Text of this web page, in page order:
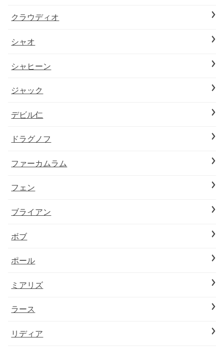
クラウディオ
シャオ
シャヒーン
ジャック
デビル仁
ドラグノフ
ファーカムラム
フェン
ブライアン
ボブ
ポール
ミアリズ
ラース
リディア